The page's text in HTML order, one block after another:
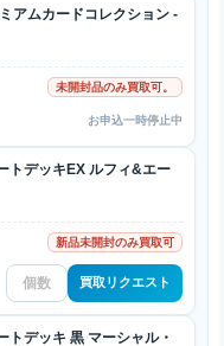
アムカードコレクション -
未開封品のみ買取可。
お申込一時停止中
トデッキEX ルフィ&エー
新品未開封のみ買取可
買取リクエスト
トデッキ 黒 マーシャル・